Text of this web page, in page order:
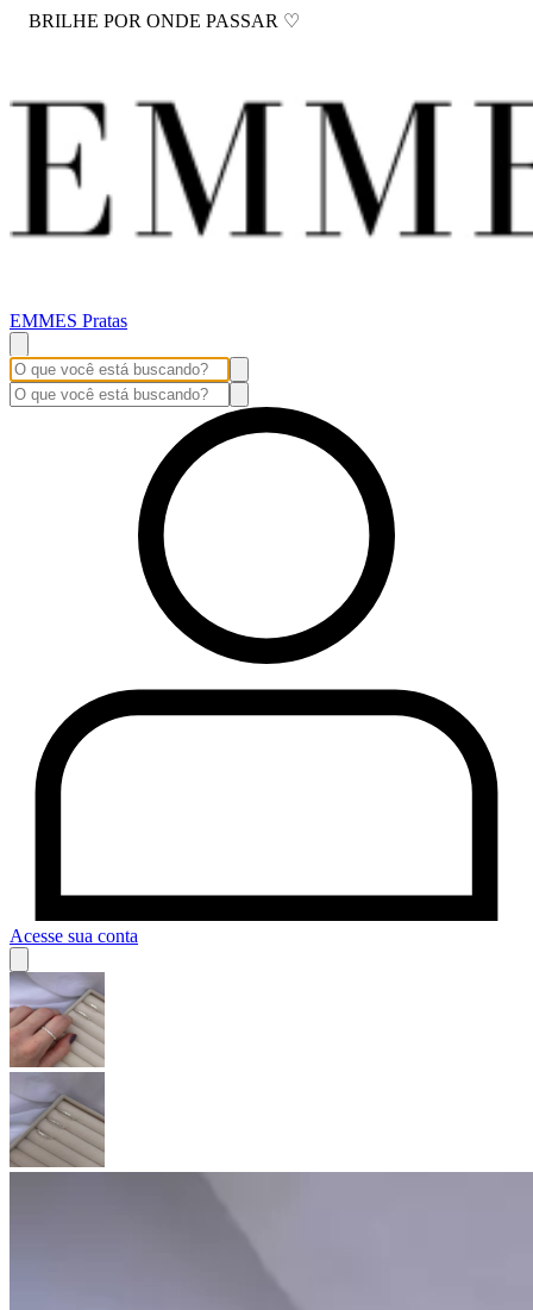
BRILHE POR ONDE PASSAR ♡
EMMES Pratas
Acesse sua conta